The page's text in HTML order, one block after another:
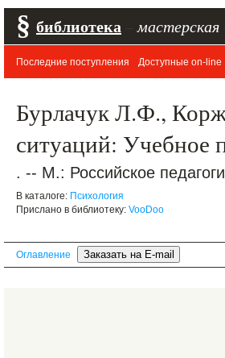
§ библиотека мастерская
Последние поступления Доступные on-line
Бурлачук Л.Ф.,
ситуаций: Учебное
. -- М.: Российское
В каталоге: Психология
Прислано в библиотеку: VooDoo
Оглавление